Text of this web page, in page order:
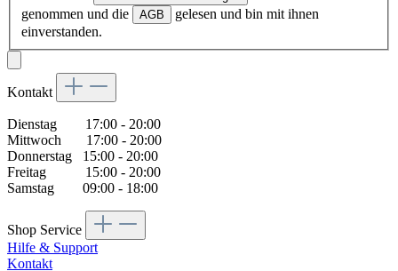
genommen und die
AGB
gelesen und bin mit ihnen
einverstanden.
Kontakt
Dienstag 17:00 - 20:00
Mittwoch 17:00 - 20:00
Donnerstag 15:00 - 20:00
Freitag 15:00 - 20:00
Samstag 09:00 - 18:00
Shop Service
Hilfe & Support
Kontakt